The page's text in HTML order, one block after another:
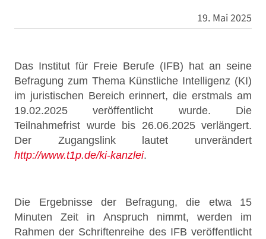
19. Mai 2025
Das Institut für Freie Berufe (IFB) hat an seine
Befragung zum Thema Künstliche Intelligenz (KI)
im juristischen Bereich erinnert, die erstmals am
19.02.2025 veröffentlicht wurde. Die
Teilnahmefrist wurde bis 26.06.2025 verlängert.
Der Zugangslink lautet unverändert
http://www.t1p.de/ki-kanzlei.
Die Ergebnisse der Befragung, die etwa 15
Minuten Zeit in Anspruch nimmt, werden im
Rahmen der Schriftenreihe des IFB veröffentlicht